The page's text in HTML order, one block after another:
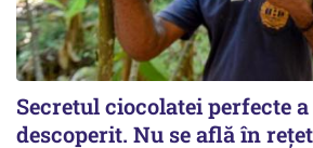
Secretul ciocolatei perfecte
descoperit. Nu se află în